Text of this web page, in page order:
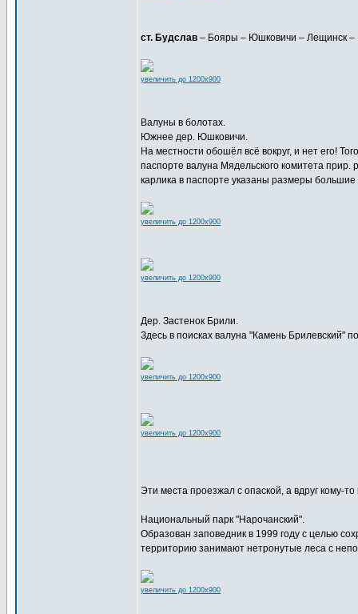
ст. Будслав – Бояры – Юшковичи – Лещинск –
увеличить до 1200x900
Валуны в болотах.
Южнее дер. Юшковичи.
На местности обошёл всё вокруг, и нет его!
паспорте валуна Мядельского комитета прир.
карлика в паспорте указаны размеры
увеличить до 1200x900
увеличить до 1200x900
Дер. Застенок Брили.
Здесь в поисках валуна "Камень Брилевский"
увеличить до 1200x900
увеличить до 1200x900
Эти места проезжал с опаской, а вдруг кому-
Национальный парк "Нарочанский".
Образован заповедник в 1999 году с целью
территорию занимают нетронутые леса с
увеличить до 1200x900